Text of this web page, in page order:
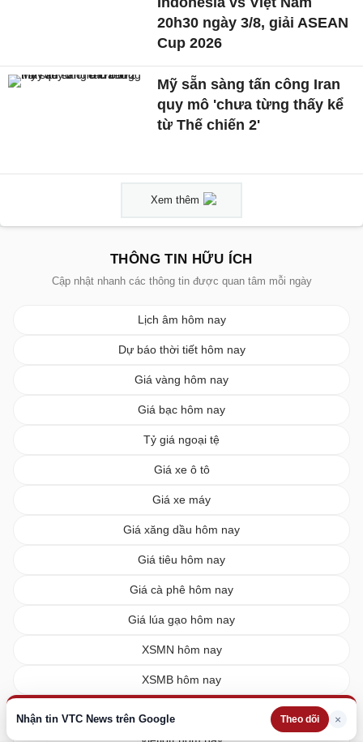
Nhận tin VTC News trên Google Theo dõi ×
20h30 ngày 3/8, giải ASEAN
Cup 2026
Mỹ sẵn sàng tấn công Iran
quy mô 'chưa từng thấy kể
từ Thế chiến 2'
Xem thêm
THÔNG TIN HỮU ÍCH
Cập nhật nhanh các thông tin được quan tâm mỗi ngày
Lịch âm hôm nay
Dự báo thời tiết hôm nay
Giá vàng hôm nay
Giá bạc hôm nay
Tỷ giá ngoại tệ
Giá xe ô tô
Giá xe máy
Giá xăng dầu hôm nay
Giá tiêu hôm nay
Giá cà phê hôm nay
Giá lúa gạo hôm nay
XSMN hôm nay
XSMB hôm nay